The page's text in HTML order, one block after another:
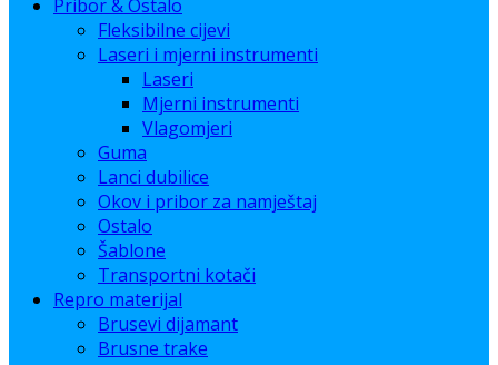
Pribor & Ostalo
Fleksibilne cijevi
Laseri i mjerni instrumenti
Laseri
Mjerni instrumenti
Vlagomjeri
Guma
Lanci dubilice
Okov i pribor za namještaj
Ostalo
Šablone
Transportni kotači
Repro materijal
Brusevi dijamant
Brusne trake